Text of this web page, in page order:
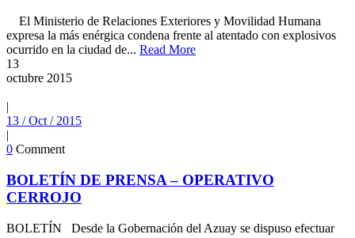
El Ministerio de Relaciones Exteriores y Movilidad Humana
expresa la más enérgica condena frente al atentado con explosivos
ocurrido en la ciudad de... Read More
13
octubre 2015
|
13 / Oct / 2015
|
0 Comment
BOLETÍN DE PRENSA – OPERATIVO
CERROJO
BOLETÍN Desde la Gobernación del Azuay se dispuso efectuar